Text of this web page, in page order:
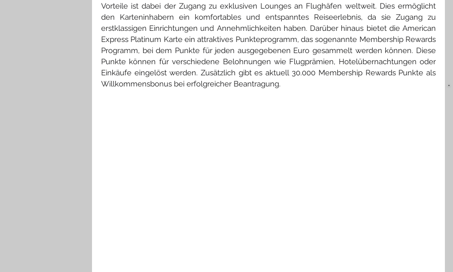
Vorteile ist dabei der Zugang zu exklusiven Lounges an Flughäfen weltweit. Dies ermöglicht
den Karteninhabern ein komfortables und entspanntes Reiseerlebnis, da sie Zugang zu
erstklassigen Einrichtungen und Annehmlichkeiten haben. Darüber hinaus bietet die American
Express Platinum Karte ein attraktives Punkteprogramm, das sogenannte Membership Rewards
Programm, bei dem Punkte für jeden ausgegebenen Euro gesammelt werden können. Diese
Punkte können für verschiedene Belohnungen wie Flugprämien, Hotelübernachtungen oder
Einkäufe eingelöst werden. Zusätzlich gibt es aktuell 30.000 Membership Rewards Punkte als
Willkommensbonus bei erfolgreicher Beantragung.